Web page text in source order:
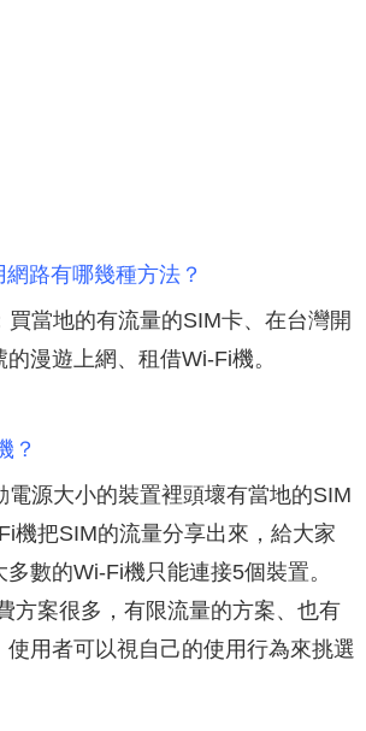
網路有哪幾種方法？
買當地的有流量的SIM卡、在台灣開
漫遊上網、租借Wi-Fi機。
？
電源大小的裝置裡頭壞有當地的SIM
機把SIM的流量分享出來，給大家
數的Wi-Fi機只能連接5個裝置。
方案很多，有限流量的方案、也有
使用者可以視自己的使用行為來挑選